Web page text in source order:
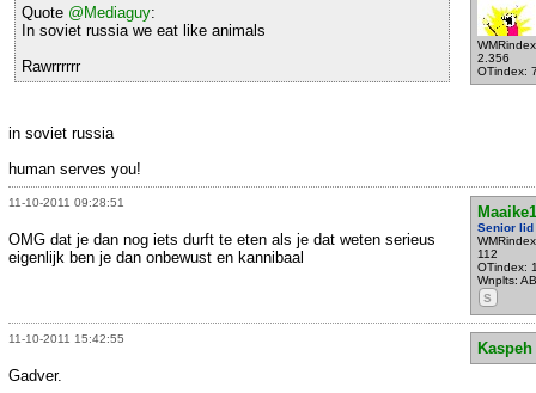
2.356
OTindex:
Quote @Mediaguy:
In soviet russia we eat like animals
Rawrrrrrr
in soviet russia
human serves you!
11-10-2011 09:28:51
Senior lid
112
OTindex:
Wnplts:
S
OMG dat je dan nog iets durft te eten als je dat weten serieus
eigenlijk ben je dan onbewust en kannibaal
11-10-2011 15:42:55
Kaspeh
Gadver.